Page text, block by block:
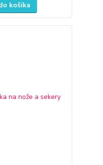
košíka